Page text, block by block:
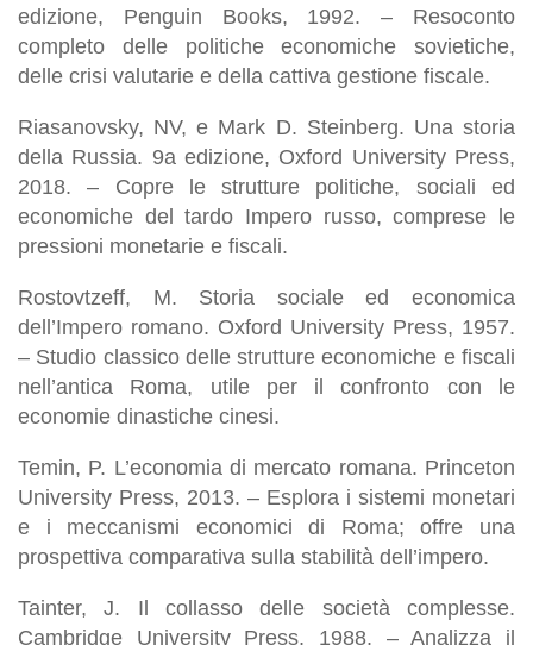
edizione, Penguin Books, 1992. – Resoconto
completo delle politiche economiche sovietiche,
delle crisi valutarie e della cattiva gestione fiscale.
Riasanovsky, NV, e Mark D. Steinberg. Una storia
della Russia. 9a edizione, Oxford University Press,
2018. – Copre le strutture politiche, sociali ed
economiche del tardo Impero russo, comprese le
pressioni monetarie e fiscali.
Rostovtzeff, M. Storia sociale ed economica
dell’Impero romano. Oxford University Press, 1957.
– Studio classico delle strutture economiche e fiscali
nell’antica Roma, utile per il confronto con le
economie dinastiche cinesi.
Temin, P. L’economia di mercato romana. Princeton
University Press, 2013. – Esplora i sistemi monetari
e i meccanismi economici di Roma; offre una
prospettiva comparativa sulla stabilità dell’impero.
Tainter, J. Il collasso delle società complesse.
Cambridge University Press, 1988. – Analizza il